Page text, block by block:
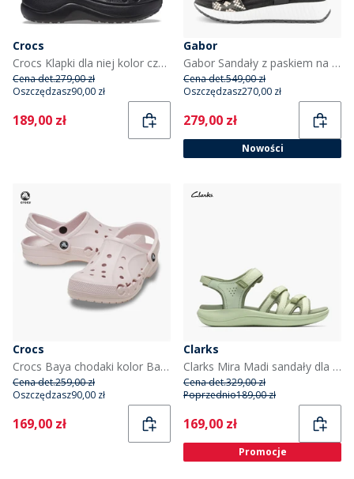
Crocs
Crocs Klapki dla niej kolor czarny
Cena det.279,00 zł
Oszczędzasz90,00 zł
Current
189,00 zł
Gabor
Gabor Sandały z paskiem na kostce dla niej kolor Black/Snake
Cena det.549,00 zł
Oszczędzasz270,00 zł
Current
279,00 zł
Nowości
Crocs
Crocs Baya chodaki kolor Barely Pink
Cena det.259,00 zł
Oszczędzasz90,00 zł
Current
169,00 zł
Clarks
Clarks Mira Madi sandały dla niej kolor Light Olive Combi
Cena det.329,00 zł
Poprzednio189,00 zł
Current
169,00 zł
Promocje